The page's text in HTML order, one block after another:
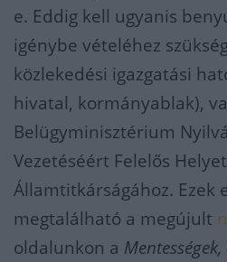
e. Eddig kell ugyanis
igénybe vételéhez
közlekedési igazgatási
hivatal, kormányablak),
Belügyminisztérium
Vezetéséért Felelős
Államtitkárságához. Ezek
megtalálható a megújult
oldalunkon a